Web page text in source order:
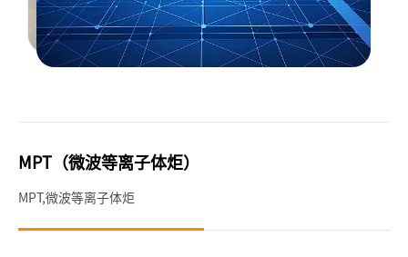
MPT（微波等离子体炬）
MPT,微波等离子体炬